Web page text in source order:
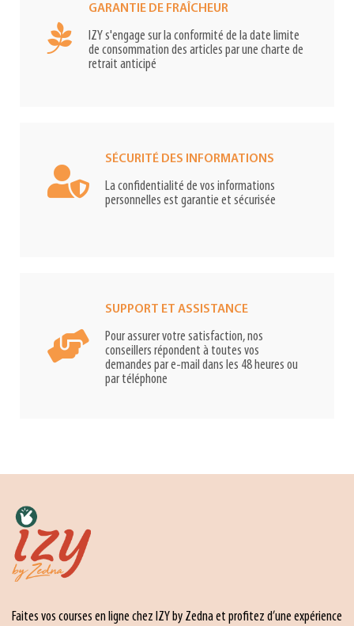
GARANTIE DE FRAÎCHEUR
IZY s'engage sur la conformité de la date limite
de consommation des articles par une charte de
retrait anticipé
SÉCURITÉ DES INFORMATIONS
La confidentialité de vos informations
personnelles est garantie et sécurisée
SUPPORT ET ASSISTANCE
Pour assurer votre satisfaction, nos
conseillers répondent à toutes vos
demandes par e-mail dans les 48 heures ou
par téléphone
Faites vos courses en ligne chez IZY by Zedna et profitez d’une expérience